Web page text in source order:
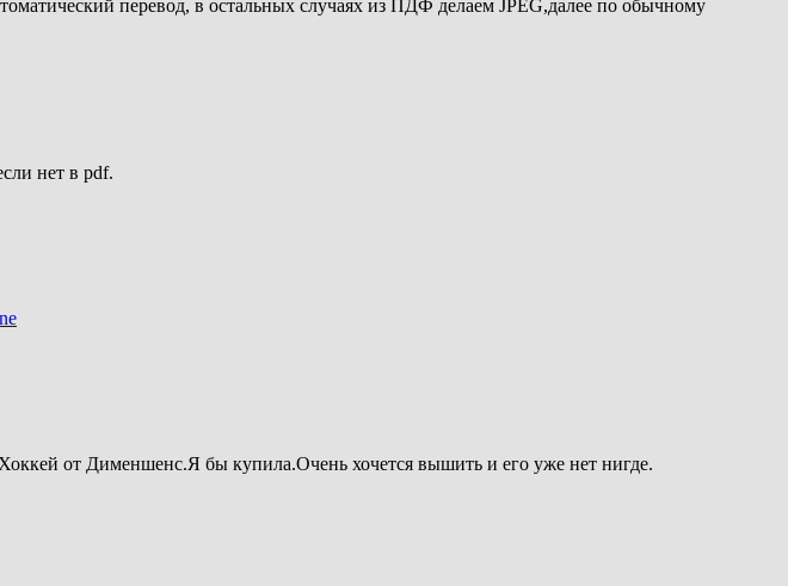
перевод, в остальных случаях из ПДФ делаем JPEG,далее по обычному
нет в pdf.
от Дименшенс.Я бы купила.Очень хочется вышить и его уже нет нигде.